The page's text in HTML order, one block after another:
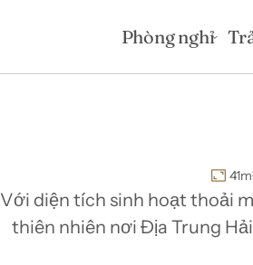
Phòng nghỉ
41
Với diện tích sinh hoạt thoải
thiên nhiên nơi Địa Trung